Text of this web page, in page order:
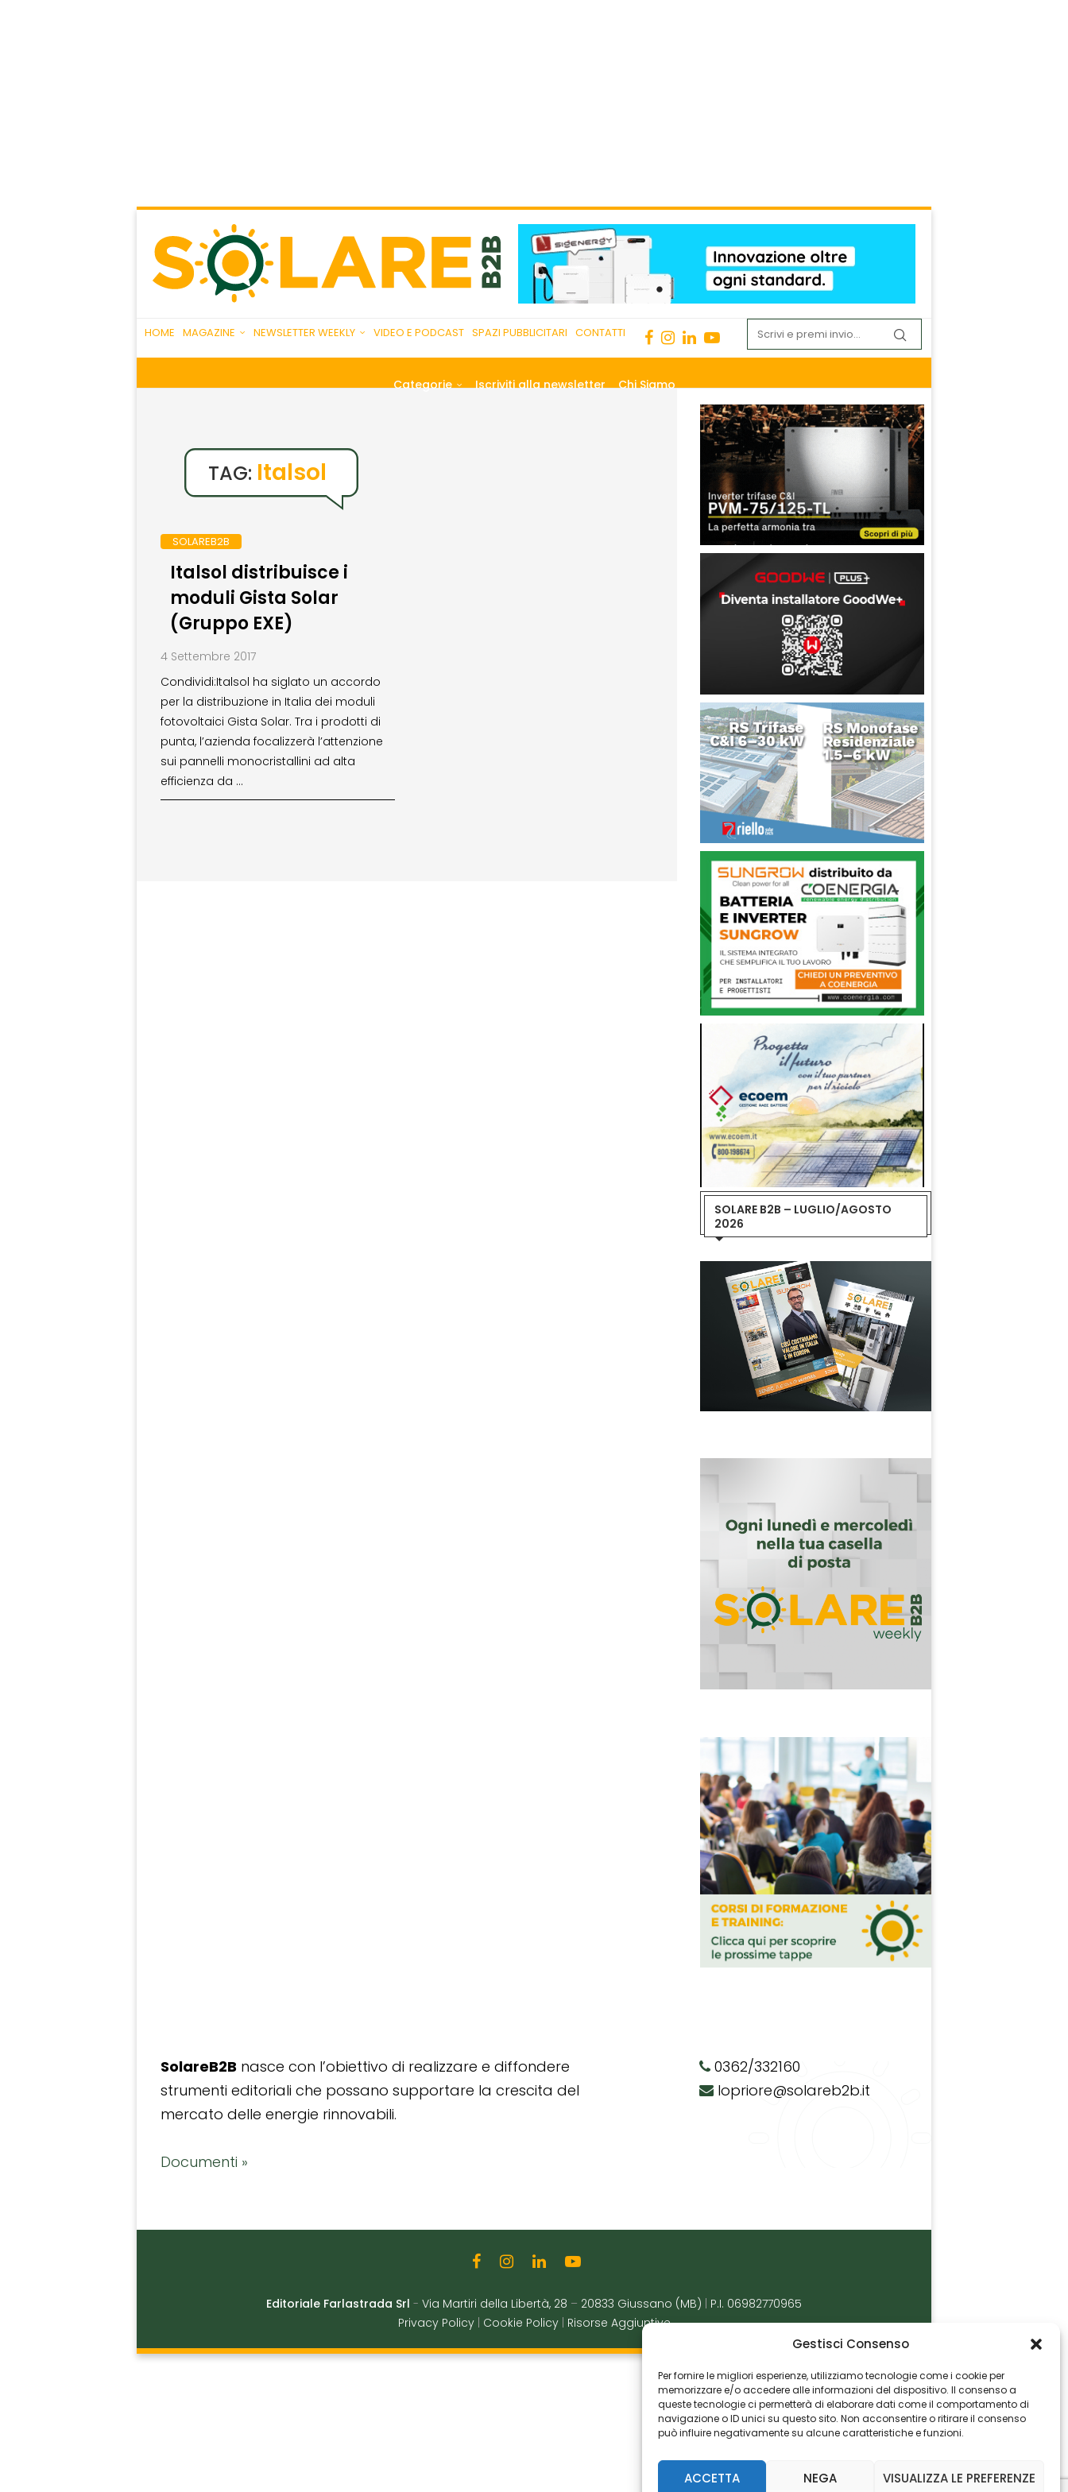
Gestisci Consenso
Per fornire le migliori esperienze, utilizziamo tecnologie come i cookie per
memorizzare e/o accedere alle informazioni del dispositivo. Il consenso a
queste tecnologie ci permetterà di elaborare dati come il comportamento di
navigazione o ID unici su questo sito. Non acconsentire o ritirare il consenso
può influire negativamente su alcune caratteristiche e funzioni.
ACCETTA NEGA VISUALIZZA LE PREFERENZE
HOME MAGAZINE NEWSLETTER WEEKLY VIDEO E PODCAST SPAZI PUBBLICITARI CONTATTI
Categorie Iscriviti alla newsletter Chi Siamo
TAG: Italsol
SOLAREB2B
Italsol distribuisce i
moduli Gista Solar
(Gruppo EXE)
4 Settembre 2017
Condividi:Italsol ha siglato un accordo
per la distribuzione in Italia dei moduli
fotovoltaici Gista Solar. Tra i prodotti di
punta, l’azienda focalizzerà l’attenzione
sui pannelli monocristallini ad alta
efficienza da …
SOLARE B2B – LUGLIO/AGOSTO
2026
SolareB2B nasce con l’obiettivo di realizzare e diffondere
strumenti editoriali che possano supportare la crescita del
mercato delle energie rinnovabili.
Documenti »
0362/332160
lopriore@solareb2b.it
Editoriale Farlastrada Srl - Via Martiri della Libertà, 28 – 20833 Giussano (MB)
P.I. 06982770965
Privacy Policy
Cookie Policy Risorse Aggiuntive